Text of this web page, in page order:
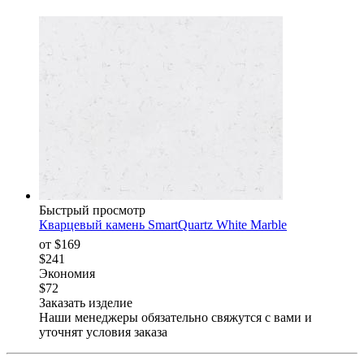
Быстрый просмотр
Кварцевый камень SmartQuartz White Marble
от $169
$241
Экономия
$72
Заказать изделие
Наши менеджеры обязательно свяжутся с вами и
уточнят условия заказа